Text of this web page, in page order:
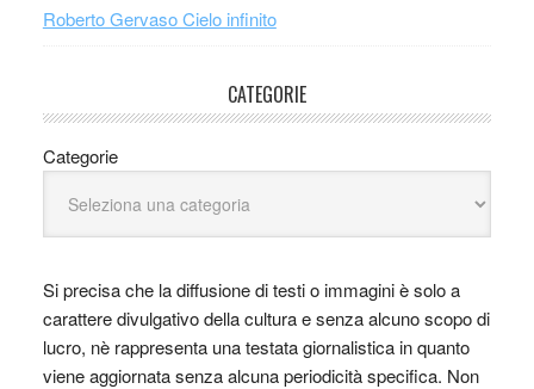
Roberto Gervaso Cielo infinito
CATEGORIE
Categorie
Si precisa che la diffusione di testi o immagini è solo a
carattere divulgativo della cultura e senza alcuno scopo di
lucro, nè rappresenta una testata giornalistica in quanto
viene aggiornata senza alcuna periodicità specifica. Non